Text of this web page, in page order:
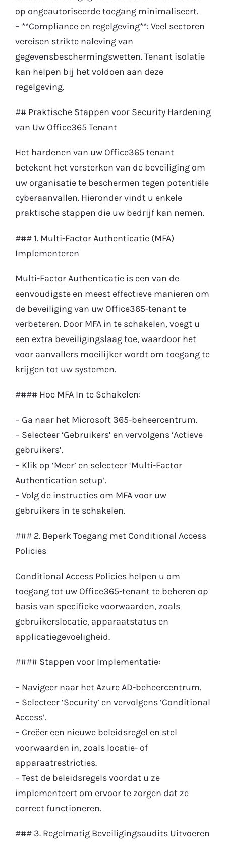
op ongeautoriseerde toegang minimaliseert.
– **Compliance en regelgeving**: Veel sectoren
vereisen strikte naleving van
gegevensbeschermingswetten. Tenant isolatie
kan helpen bij het voldoen aan deze
regelgeving.
## Praktische Stappen voor Security Hardening
van Uw Office365 Tenant
Het hardenen van uw Office365 tenant
betekent het versterken van de beveiliging om
uw organisatie te beschermen tegen potentiële
cyberaanvallen. Hieronder vindt u enkele
praktische stappen die uw bedrijf kan nemen.
### 1. Multi-Factor Authenticatie (MFA)
Implementeren
Multi-Factor Authenticatie is een van de
eenvoudigste en meest effectieve manieren om
de beveiliging van uw Office365-tenant te
verbeteren. Door MFA in te schakelen, voegt u
een extra beveiligingslaag toe, waardoor het
voor aanvallers moeilijker wordt om toegang te
krijgen tot uw systemen.
#### Hoe MFA In te Schakelen:
– Ga naar het Microsoft 365-beheercentrum.
– Selecteer ‘Gebruikers’ en vervolgens ‘Actieve
gebruikers’.
– Klik op ‘Meer’ en selecteer ‘Multi-Factor
Authentication setup’.
– Volg de instructies om MFA voor uw
gebruikers in te schakelen.
### 2. Beperk Toegang met Conditional Access
Policies
Conditional Access Policies helpen u om
toegang tot uw Office365-tenant te beheren op
basis van specifieke voorwaarden, zoals
gebruikerslocatie, apparaatstatus en
applicatiegevoeligheid.
#### Stappen voor Implementatie:
– Navigeer naar het Azure AD-beheercentrum.
– Selecteer ‘Security’ en vervolgens ‘Conditional
Access’.
– Creëer een nieuwe beleidsregel en stel
voorwaarden in, zoals locatie- of
apparaatrestricties.
– Test de beleidsregels voordat u ze
implementeert om ervoor te zorgen dat ze
correct functioneren.
### 3. Regelmatig Beveiligingsaudits Uitvoeren